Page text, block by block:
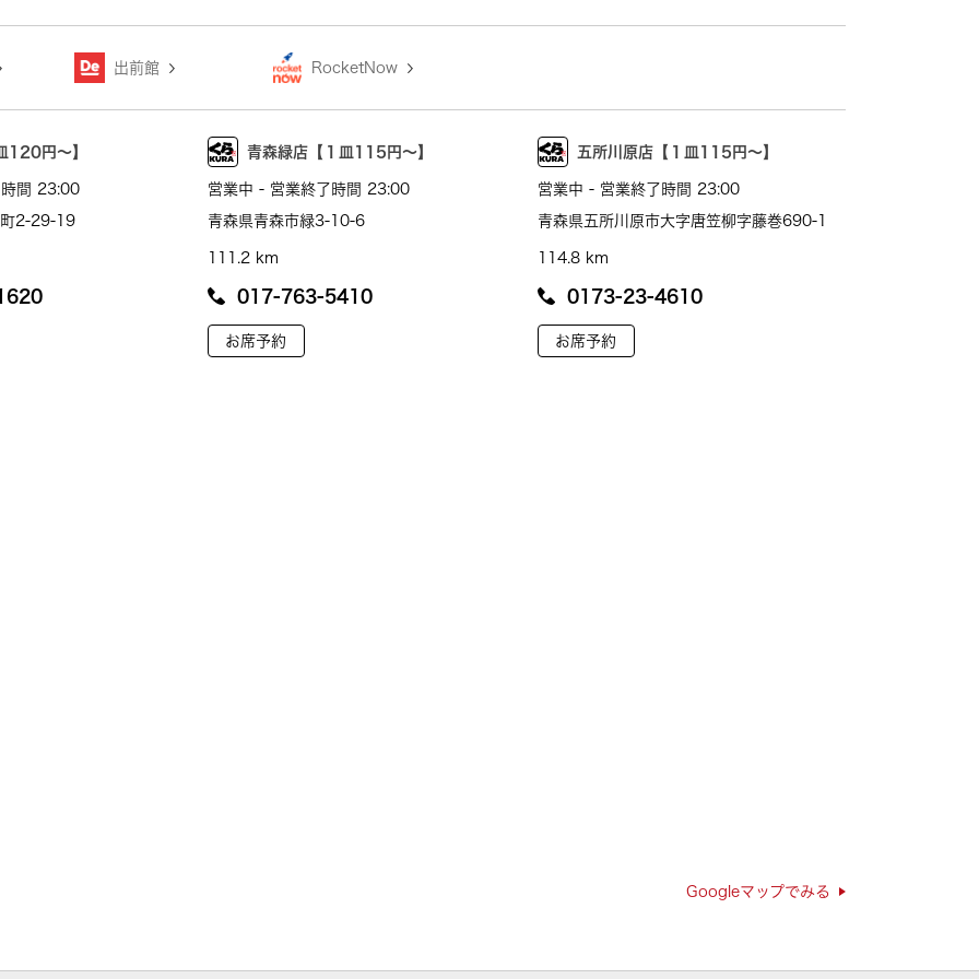
出前館 RocketNow
120円～】
間 23:00
町2-29-19
青森緑店【１皿115円～】
営業中 - 営業終了時間 23:00
青森県青森市緑3-10-6
111.2 km
017-763-5410
お席予約
五所川原店【１皿115円～】
営業中 - 営業終了時間 23:00
青森県五所川原市大字唐笠柳字藤巻690-1
114.8 km
0173-23-4610
お席予約
Googleマップでみる